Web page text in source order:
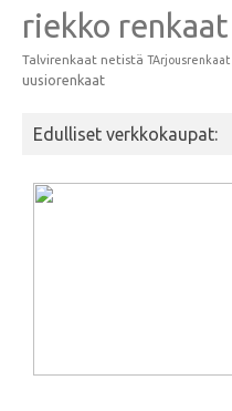
riekko renkaat
Talvirenkaat netistä TArjousrenkaat
uusiorenkaat
Edulliset verkkokaupat: